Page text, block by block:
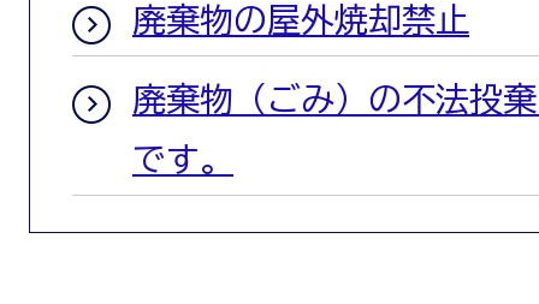
廃棄物の屋外焼却禁止
廃棄物（ごみ）の不法投
です。